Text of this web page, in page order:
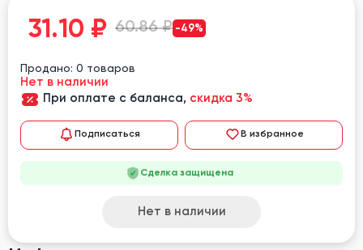
31.10 ₽ 60.86 ₽ -49%
Продано: 0 товаров
Нет в наличии
При оплате с баланса, скидка 3%
Подписаться В избранное
Сделка защищена
Нет в наличии